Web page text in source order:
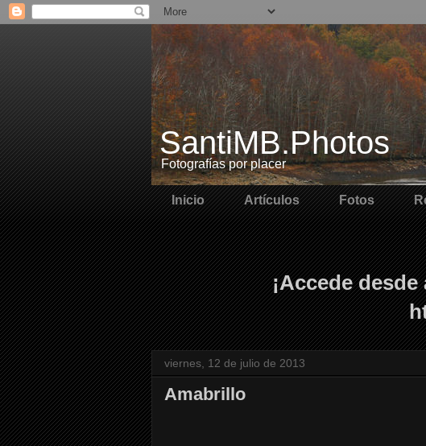
SantiMB.Photos
Fotografías por placer
Inicio Artículos Fotos
¡Accede
viernes, 12 de julio de 2013
Amabrillo